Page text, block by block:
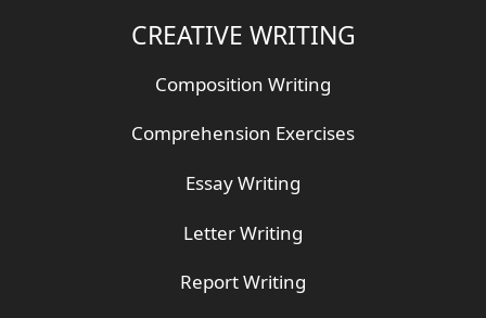
CREATIVE WRITING
Composition Writing
Comprehension Exercises
Essay Writing
Letter Writing
Report Writing